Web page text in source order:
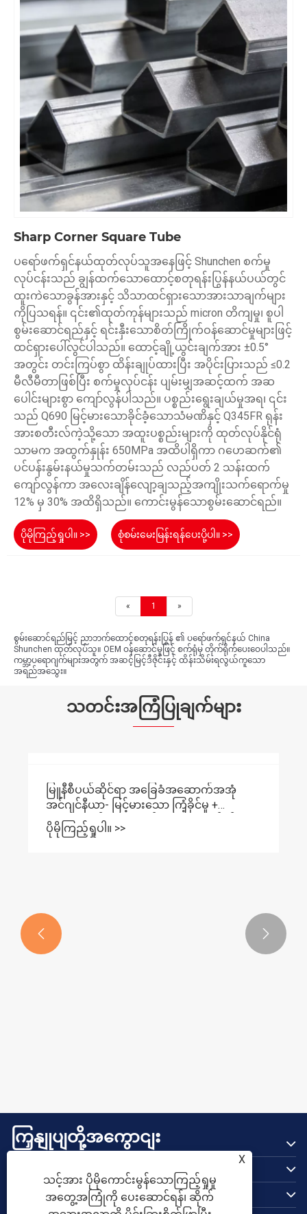
Sharp Corner Square Tube
ပရော်ဖက်ရှင်နယ်ထုတ်လုပ်သူအနေဖြင့် Shunchen စက်မှု
လုပ်ငန်းသည် ချွန်ထက်သောထောင့်စတုရန်းပြွန်နယ်ပယ်တွင်
ထူးကဲသောခွန်အားနှင့် သိသာထင်ရှားသောအားသာချက်များ
ကိုပြသရန်။ ၎င်း၏ထုတ်ကုန်များသည် micron တိကျမှု၊ စူပါ
စွမ်းဆောင်ရည်နှင့် ရင်းနှီးသောစိတ်ကြိုက်ဝန်ဆောင်မှုများဖြင့်
ထင်ရှားပေါ်လွင်ပါသည်။ ထောင့်ချို့ယွင်းချက်အား ±0.5°
အတွင်း တင်းကြပ်စွာ ထိန်းချုပ်ထားပြီး အပိုင်းပြားသည် ≤0.2
မီလီမီတာဖြစ်ပြီး စက်မှုလုပ်ငန်း ပျမ်းမျှအဆင့်ထက် အဆ
ပေါင်းများစွာ ကျော်လွန်ပါသည်။ ပစ္စည်းရွေးချယ်မှုအရ၊ ၎င်း
သည် Q690 မြင့်မားသောခိုင်ခံ့သောသံမဏိနှင့် Q345FR ရုန်း
အားစတီးလ်ကဲ့သို့သော အထူးပစ္စည်းများကို ထုတ်လုပ်နိုင်ရုံ
သာမက အထွက်နှုန်း 650MPa အထိပါရှိကာ ဂဟေဆက်၏
ပင်ပန်းနွမ်းနယ်မှုသက်တမ်းသည် လည်ပတ် 2 သန်းထက်
ကျော်လွန်ကာ အလေးချိန်လျော့ချသည့်အကျိုးသက်ရောက်မှု
12% မှ 30% အထိရှိသည်။ ကောင်းမွန်သောစွမ်းဆောင်ရည်။
ပိုမိုကြည့်ရှုပါ။ >> စုံစမ်းမေးမြန်းရန်ပေးပို့ပါ။ >>
« 1 »
စွမ်းဆောင်ရည်မြင့် ညာဘက်ထောင့်စတုရန်းပြွန် ၏ ပရော်ဖက်ရှင်နယ် China
Shunchen ထုတ်လုပ်သူ။ OEM ဝန်ဆောင်မှုဖြင့် စက်ရုံမှ တိုက်ရိုက်ပေးဝေပါသည်။
ကမ္ဘာ့ပရောဂျက်များအတွက် အဆင့်မြင့်ဒီဇိုင်းနှင့် ထိန်းသိမ်းရလွယ်ကူသော
အရည်အသွေး။
သတင်းအကြံပြုချက်များ
အင်ဂျင်နီယာ- မြင့်မားသော ကြံ့ခိုင်မှု +
သံချေးတက်မှု ခုခံမှု၊ ရှုပ်ထွေးသော ဝန်နှင့်
တိုက်စားမှု ပတ်ဝန်းကျင်နှင့် ကိုက်ညီမှု
ပိုမိုကြည့်ရှုပါ။ >>
 
ကြှနျုပျတို့အကွောငျး
ကြှနျုပျတို့ကိုဆကျသှယျရနျ
X
သင့်အား ပိုမိုကောင်းမွန်သောကြည့်ရှုမှု
အတွေ့အကြုံကို ပေးဆောင်ရန်၊ ဆိုက်